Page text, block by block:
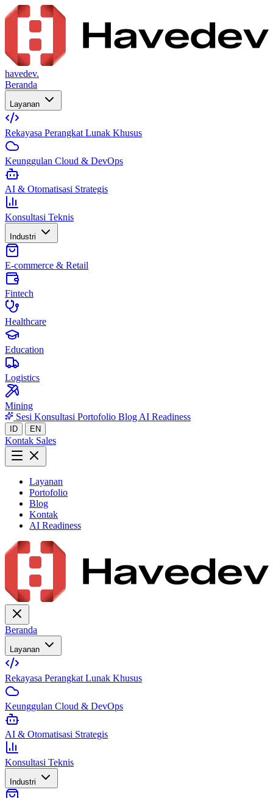
havedev.
Beranda
Layanan
Rekayasa Perangkat Lunak Khusus
Keunggulan Cloud & DevOps
AI & Otomatisasi Strategis
Konsultasi Teknis
Industri
E-commerce & Retail
Fintech
Healthcare
Education
Logistics
Mining
Sesi Konsultasi Portofolio Blog AI Readiness
ID EN
Kontak Sales
Layanan
Portofolio
Blog
Kontak
AI Readiness
Beranda
Layanan
Rekayasa Perangkat Lunak Khusus
Keunggulan Cloud & DevOps
AI & Otomatisasi Strategis
Konsultasi Teknis
Industri